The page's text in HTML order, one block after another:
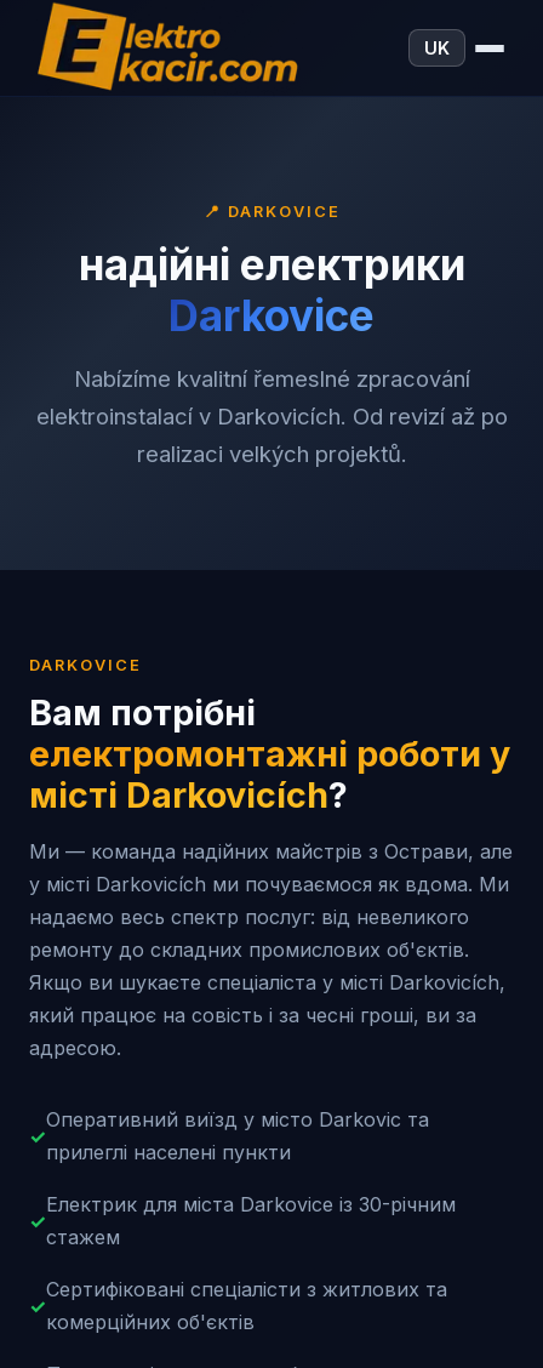
UK
📍 DARKOVICE
надійні електрики
Darkovice
Nabízíme kvalitní řemeslné zpracování
elektroinstalací v Darkovicích. Od revizí až po
realizaci velkých projektů.
DARKOVICE
Вам потрібні
електромонтажні роботи у
місті Darkovicích?
Ми — команда надійних майстрів з Острави, але
у місті Darkovicích ми почуваємося як вдома. Ми
надаємо весь спектр послуг: від невеликого
ремонту до складних промислових об'єктів.
Якщо ви шукаєте спеціаліста у місті Darkovicích,
який працює на совість і за чесні гроші, ви за
адресою.
✓
Оперативний виїзд у місто Darkovic та
прилеглі населені пункти
✓
Електрик для міста Darkovice із 30-річним
стажем
✓
Сертифіковані спеціалісти з житлових та
комерційних об'єктів